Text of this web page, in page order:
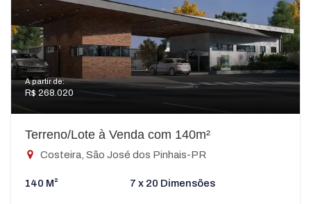
A partir de:
R$ 268.020
Terreno/Lote à Venda com 140m²
Costeira, São José dos Pinhais-PR
140 M² 7 x 20 Dimensões